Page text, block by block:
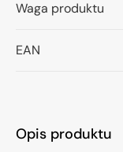
Opis produktu
Waga produktu
EAN